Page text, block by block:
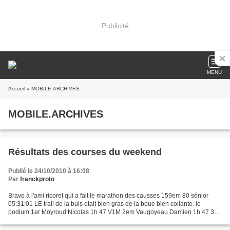
Publicité
MENU
Accueil » MOBILE.ARCHIVES
MOBILE.ARCHIVES
Résultats des courses du weekend
Publié le 24/10/2010 à 16:08
Par franckproto
Bravo à l'ami ricoret qui a fait le marathon des causses 159em 80 sénior
05:31:01 LE trail de la buis etait bien gras de la boue bien collante. le
podium 1er Moyroud Nicolas 1h 47 V1M 2em Vaugoyeau Damien 1h 47 39